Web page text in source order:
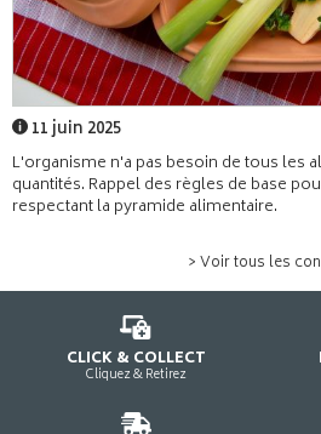
11 juin 2025
L'organisme n'a pas besoin de tous les
quantités. Rappel des règles de base
respectant la pyramide alimentaire.
> Voir tous les
CLICK & COLLECT
Cliquez & Retirez